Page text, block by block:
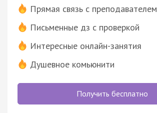
Прямая связь с преподавателем
Письменные дз с проверкой
Интересные онлайн-занятия
Душевное комьюнити
Получить бесплатно